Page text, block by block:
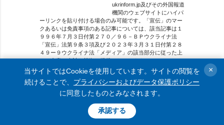
ukrinform.jp及びその外国報道
機関のウェブサイトにハイパ
ーリンクを貼り付ける場合のみ可能です。「宣伝」のマー
クあるいは免責事項のある記事については、該当記事は１
９９６年７月３日付第２７０／９６－ＢＰウクライナ法
「宣伝」法第９条３項及び２０２３年３月３１日付第２８
４９ー９ウクライナ法「メディア」の該当部分に従った上
で、合意／会計を根拠に掲載されています。
オンラインメディア主体 メディア識別番号：R40-01421.
© 2015-2026 Ukrinform. All rights reserved.
当サイトではCookieを使用しています。サイトの閲覧を
続けることで、 プライバシーおよびデータ保護ポリシー
に同意したものとみなされます。
承認する
×